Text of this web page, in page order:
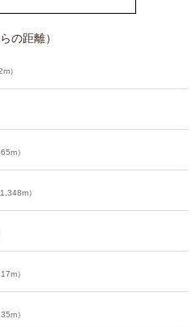
の距離）
）
）
1,348m）
）
）